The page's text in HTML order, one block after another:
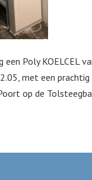
Poly KOELCEL
met een prachtig
op de